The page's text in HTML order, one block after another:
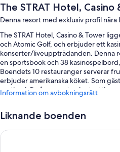
The STRAT Hotel, Casino
Denna resort med exklusiv profil
The STRAT Hotel, Casino & Tower
och Atomic Golf, och erbjuder ett
konserter/liveuppträdanden. Denna
en sportsbook och 38
Boendets 10 restauranger serverar
erbjuder amerikanska köket. Som
gratis wi-fi på rummet och utnyttja
shopping på plats och 2 kaféer.
Här följer några ytterligare förmåner:
En säsongsöppen utomhuspool
Information om avbokningsrätt
Liknande boenden
Circus Circus Hotel, Casino &